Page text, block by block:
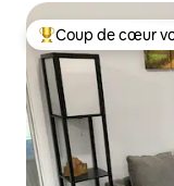
Coups de cœur
Coup de cœur